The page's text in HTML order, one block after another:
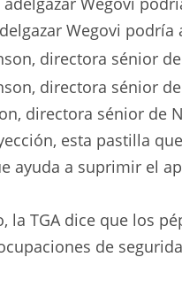
Wegovi
directora sénior de
esta pastilla
ayuda a suprimir el
la TGA dice que los
de